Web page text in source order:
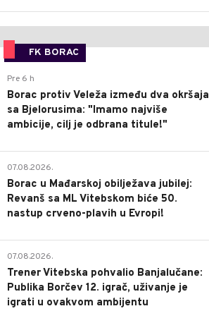
FK BORAC
Pre 6 h
Borac protiv Veleža između dva okršaja
sa Bjelorusima: "Imamo najviše
ambicije, cilj je odbrana titule!"
07.08.2026.
Borac u Mađarskoj obilježava jubilej:
Revanš sa ML Vitebskom biće 50.
nastup crveno-plavih u Evropi!
07.08.2026.
Trener Vitebska pohvalio Banjalučane:
Publika Borčev 12. igrač, uživanje je
igrati u ovakvom ambijentu